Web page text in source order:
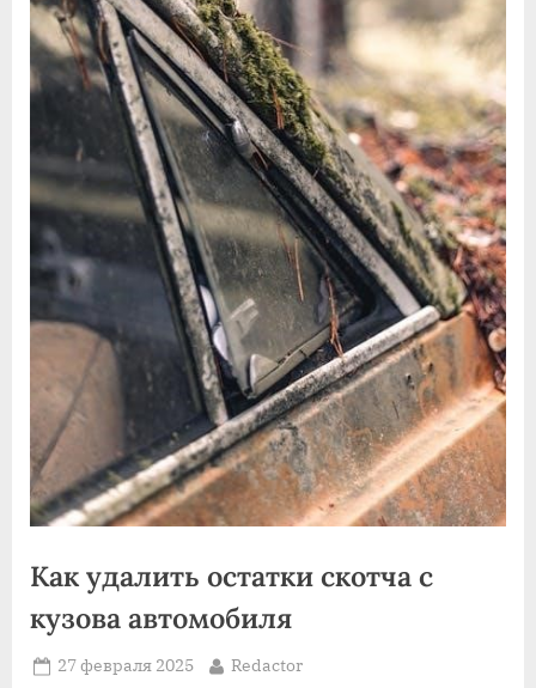
Как удалить остатки скотча с
кузова автомобиля
Posted
27 февраля 2025 By
Redactor